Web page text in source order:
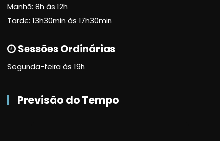
Manhã: 8h às 12h
Tarde: 13h30min às 17h30min
Sessões Ordinárias
Segunda-feira às 19h
Previsão do Tempo